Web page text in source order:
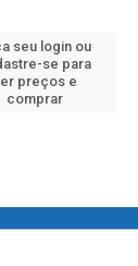
seu login ou
se para
preços e
comprar